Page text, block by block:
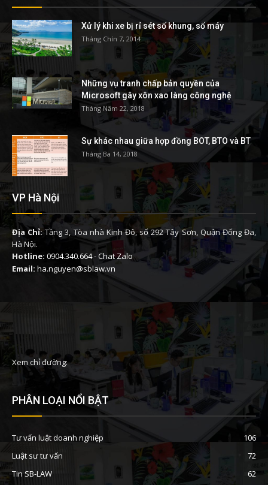
Xử lý khi xe bị rỉ sét số khung, số máy
Tháng Chín 7, 2014
Những vụ tranh chấp bản quyền của
Microsoft gây xôn xao làng công nghệ
Tháng Năm 22, 2018
Sự khác nhau giữa hợp đồng BOT, BTO và BT
Tháng Ba 14, 2018
VP Hà Nội
Địa Chỉ: Tầng 3, Tòa nhà Kinh Đô, số 292 Tây Sơn, Quận Đống Đa,
Hà Nội.
Hotline: 0904.340.664-Chat Zalo
Email: ha.nguyen@sblaw.vn
Xem chỉ đường:
PHÂN LOẠI NỔI BẬT
Tư vấn luật doanh nghiệp
106
Luật sư tư vấn
72
Tin SB-LAW
62